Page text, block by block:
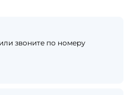
звоните по номеру